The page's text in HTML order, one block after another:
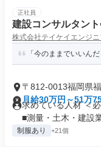
正社員
建設コンサルタン
株式会社テイケイエンジ
「今のままでいいん
〒812-0013福岡県
月給30万円～51万
求めている人材 ＜
■測量・土木・建設
制服あり +21個